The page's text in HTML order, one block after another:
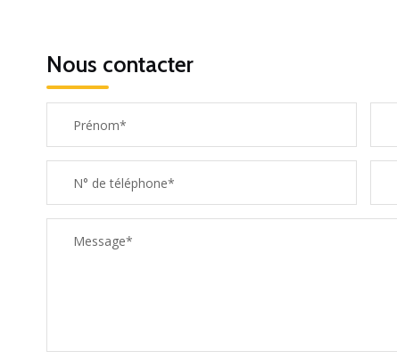
Nous contacter
Prénom*
N° de téléphone*
Message*